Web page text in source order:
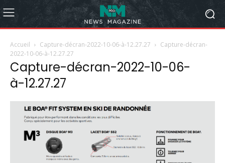
Accueil Capture-décran-2022-10-06-à-12.27.27
Capture-décran-
2022-10-06-à-12.27.27
Capture-décran-2022-10-06-
à-12.27.27